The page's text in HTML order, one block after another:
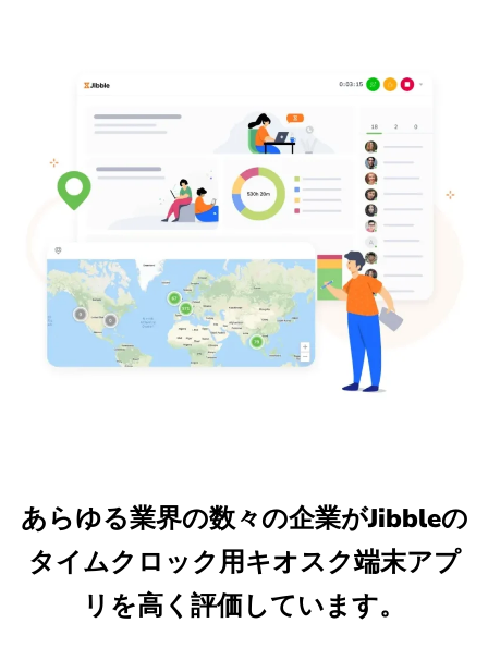
あらゆる業界の数々の企業がJibbleの
タイムクロック用キオスク端末アプ
リを高く評価しています。